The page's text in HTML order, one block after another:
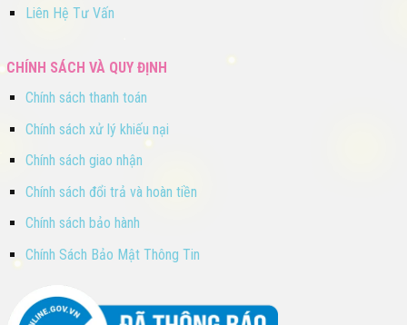
Liên Hệ Tư Vấn
CHÍNH SÁCH VÀ QUY ĐỊNH
Chính sách thanh toán
Chính sách xử lý khiếu nại
Chính sách giao nhận
Chính sách đổi trả và hoàn tiền
Chính sách bảo hành
Chính Sách Bảo Mật Thông Tin